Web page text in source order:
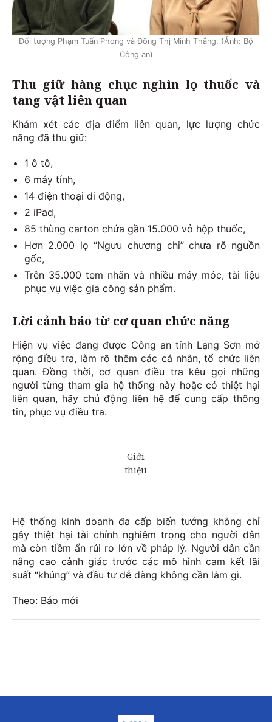
Đối tượng Phạm Tuấn Phong và Đồng Thị Minh Thắng. (Ảnh: Bộ
Công an)
Thu giữ hàng chục nghìn lọ thuốc và
tang vật liên quan
Khám xét các địa điểm liên quan, lực lượng chức
năng đã thu giữ:
1 ô tô,
6 máy tính,
14 điện thoại di động,
2 iPad,
85 thùng carton chứa gần 15.000 vỏ hộp thuốc,
Hơn 2.000 lọ “Ngưu chương chi” chưa rõ nguồn
gốc,
Trên 35.000 tem nhãn và nhiều máy móc, tài liệu
phục vụ việc gia công sản phẩm.
Lời cảnh báo từ cơ quan chức năng
Hiện vụ việc đang được Công an tỉnh Lạng Sơn mở
rộng điều tra, làm rõ thêm các cá nhân, tổ chức liên
quan. Đồng thời, cơ quan điều tra kêu gọi những
người từng tham gia hệ thống này hoặc có thiệt hại
liên quan, hãy chủ động liên hệ để cung cấp thông
tin, phục vụ điều tra.
Hệ thống kinh doanh đa cấp biến tướng không chỉ
gây thiệt hại tài chính nghiêm trọng cho người dân
mà còn tiềm ẩn rủi ro lớn về pháp lý. Người dân cần
nâng cao cảnh giác trước các mô hình cam kết lãi
suất “khủng” và đầu tư dễ dàng không cần làm gì.
Theo: Báo mới